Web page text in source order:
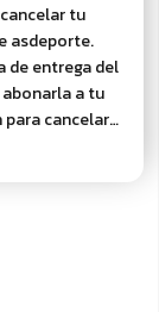
tu
asdeporte.
de entrega del
a tu
cancelar